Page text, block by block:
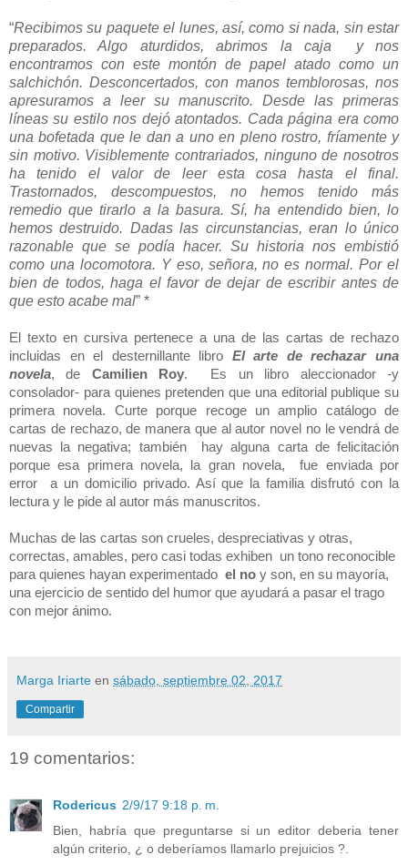
“Recibimos su paquete el lunes, así, como si nada, sin estar
preparados. Algo aturdidos, abrimos la caja y nos
encontramos con este montón de papel atado como un
salchichón. Desconcertados, con manos temblorosas, nos
apresuramos a leer su manuscrito. Desde las primeras
líneas su estilo nos dejó atontados. Cada página era como
una bofetada que le dan a uno en pleno rostro, fríamente y
sin motivo. Visiblemente contrariados, ninguno de nosotros
ha tenido el valor de leer esta cosa hasta el final.
Trastornados, descompuestos, no hemos tenido más
remedio que tirarlo a la basura. Sí, ha entendido bien, lo
hemos destruido. Dadas las circunstancias, eran lo único
razonable que se podía hacer. Su historia nos embistió
como una locomotora. Y eso, señora, no es normal. Por el
bien de todos, haga el favor de dejar de escribir antes de
que esto acabe mal” *
El texto en cursiva pertenece a una de las cartas de rechazo
incluidas en el desternillante libro El arte de rechazar una
novela, de Camilien Roy. Es un libro aleccionador -y
consolador- para quienes pretenden que una editorial publique su
primera novela. Curte porque recoge un amplio catálogo de
cartas de rechazo, de manera que al autor novel no le vendrá de
nuevas la negativa; también hay alguna carta de felicitación
porque esa primera novela, la gran novela, fue enviada por
error a un domicilio privado. Así que la familia disfrutó con la
lectura y le pide al autor más manuscritos.
Muchas de las cartas son crueles, despreciativas y otras,
correctas, amables, pero casi todas exhiben un tono reconocible
para quienes hayan experimentado el no y son, en su mayoría,
una ejercicio de sentido del humor que ayudará a pasar el trago
con mejor ánimo.
Marga Iriarte en sábado, septiembre 02, 2017
Compartir
19 comentarios:
Rodericus 2/9/17 9:18 p. m.
Bien, habría que preguntarse si un editor deberia tener
algún criterio, ¿ o deberíamos llamarlo prejuicios ?.